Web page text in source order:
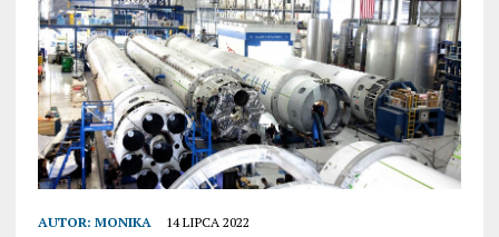
AUTOR: MONIKA 14 LIPCA 2022